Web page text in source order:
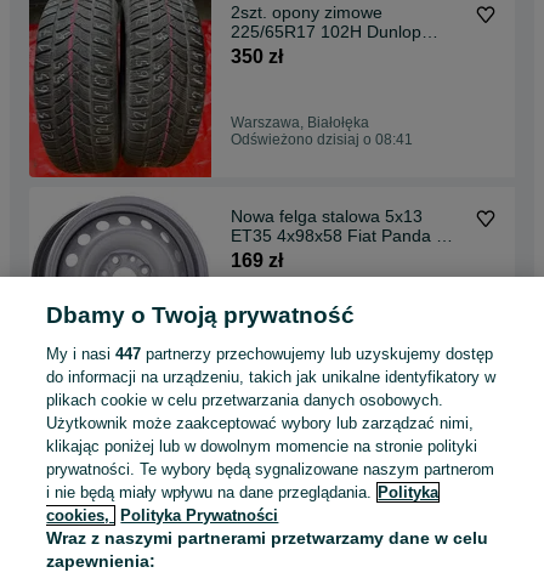
2szt. opony zimowe
225/65R17 102H Dunlop
Winter Sport 5 SUV
350 zł
Warszawa, Białołęka
Odświeżono dzisiaj o 08:41
Nowa felga stalowa 5x13
ET35 4x98x58 Fiat Panda W-
wa
169 zł
Warszawa, Białołęka
4szt. opony zimowe
235/60R18 107T Michelin
Latitude Ice
899 zł
Warszawa, Białołęka
Odświeżono dzisiaj o 08:36
Dbamy o Twoją prywatność
My i nasi447 partnerzy przechowujemy lub uzyskujemy dostęp
do informacji na urządzeniu, takich jak unikalne identyfikatory w
plikach cookie w celu przetwarzania danych osobowych.
Użytkownik może zaakceptować wybory lub zarządzać nimi,
klikając poniżej lub w dowolnym momencie na stronie polityki
prywatności. Te wybory będą sygnalizowane naszym partnerom
i nie będą miały wpływu na dane przeglądania. Polityka
cookies,
Polityka Prywatności
Wraz z naszymi partnerami przetwarzamy dane w celu
zapewnienia: